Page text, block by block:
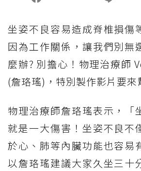
坐姿不良容易造成脊椎損傷
因為工作關係，讓我們別無
麼辦? 別擔心！物理治療師
(詹珞瑤)，特別製作影片要來
物理治療師詹珞瑤表示，「
就是一大傷害！坐姿不良不
於心、肺等內臟功能也容易
以詹珞瑤建議大家久坐三十